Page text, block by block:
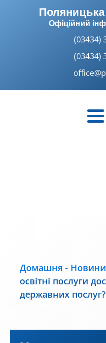
Поляницька
Офіційний
(03434)
(03434)
Домашня - Новини
освітні послуги
державних послуг?